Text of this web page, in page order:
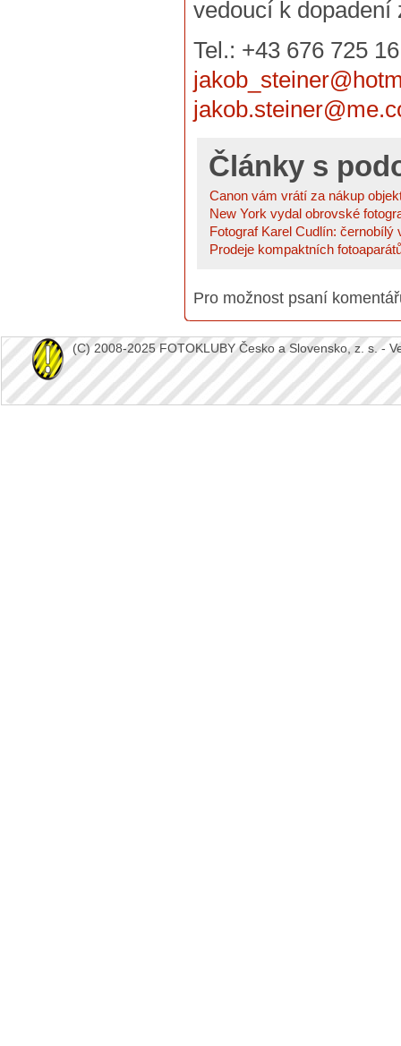
vedoucí k dopadení
Tel.: +43 676 725
Články s
Canon vám vrátí za nákup
New York vydal obrovské
Fotograf Karel Cudlín: černobílý
Prodeje kompaktních
Pro možnost psaní
(C) 2008-2025 FOTOKLUBY Česko a Slovensko, z. s. -